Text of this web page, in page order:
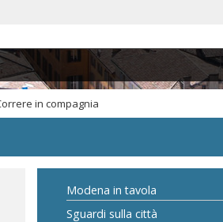
in compagnia
Modena in tavola
Sguardi sulla città